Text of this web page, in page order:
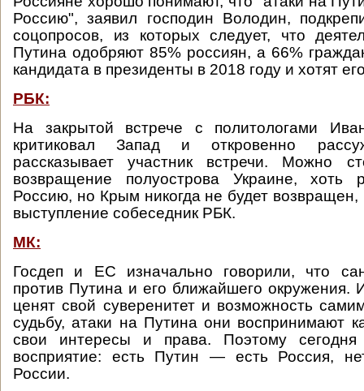
Россию", заявил господин Володин,
соцопросов, из которых следует, что
Путина одобряют 85% россиян, а 66%
кандидата в президенты в 2018 году и хотят
РБК:
На закрытой встрече с политологами
критиковал Запад и откровенно
рассказывает участник встречи. Можно
возвращение полуострова Украине, хоть
Россию, но Крым никогда не будет возвращен,
выступление собеседник РБК.
МК:
Госдеп и ЕС изначально говорили, что
против Путина и его ближайшего окружения.
ценят свой суверенитет и возможность
судьбу, атаки на Путина они воспринимают
свои интересы и права. Поэтому сегодня
восприятие: есть Путин — есть Россия,
России.